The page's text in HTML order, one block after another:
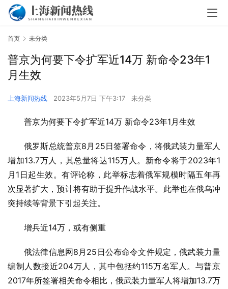
首页 未分类
普京为何要下令扩军近14万 新命令23年1
月生效
上海新闻热线 2023年5月7日 下午3:17 未分类
普京为何要下令扩军近14万 新命令23年1月生效
俄罗斯总统普京8月25日签署命令，将俄武装力量军人
增加13.7万人，其总量将达115万人。新命令将于2023年1
月1日起生效。有评论称，此举标志着俄军规模时隔五年再
次显著扩大，预计将有助于提升作战水平。此举也在俄乌冲
突持续等背景下引起关注。
增兵近14万，或有侧重
俄法律信息网8月25日公布命令文件规定，俄武装力量
编制人数接近204万人，其中包括约115万名军人。与普京
2017年所签署相关命令相比，俄武装力量军人将增加13.7万